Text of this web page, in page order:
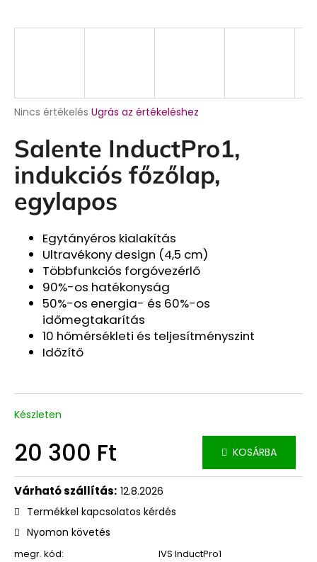
A
átlagos
értékelése
5-
ből
csillag.
Nincs értékelés Ugrás az értékeléshez
Salente InductPro1,
indukciós főzőlap,
egylapos
Egytányéros kialakítás
Ultravékony design (4,5 cm)
Többfunkciós forgóvezérlő
90%-os hatékonyság
50%-os energia- és 60%-os
időmegtakarítás
10 hőmérsékleti és teljesítményszint
Időzítő
Készleten
20 300 Ft KOSÁRBA
12.8.2026
megr. kód:
IVS InductPro1
Termékkel kapcsolatos kérdés
Nyomon követés